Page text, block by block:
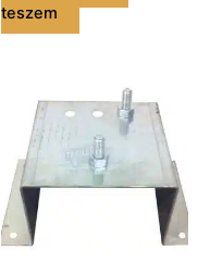
teszem